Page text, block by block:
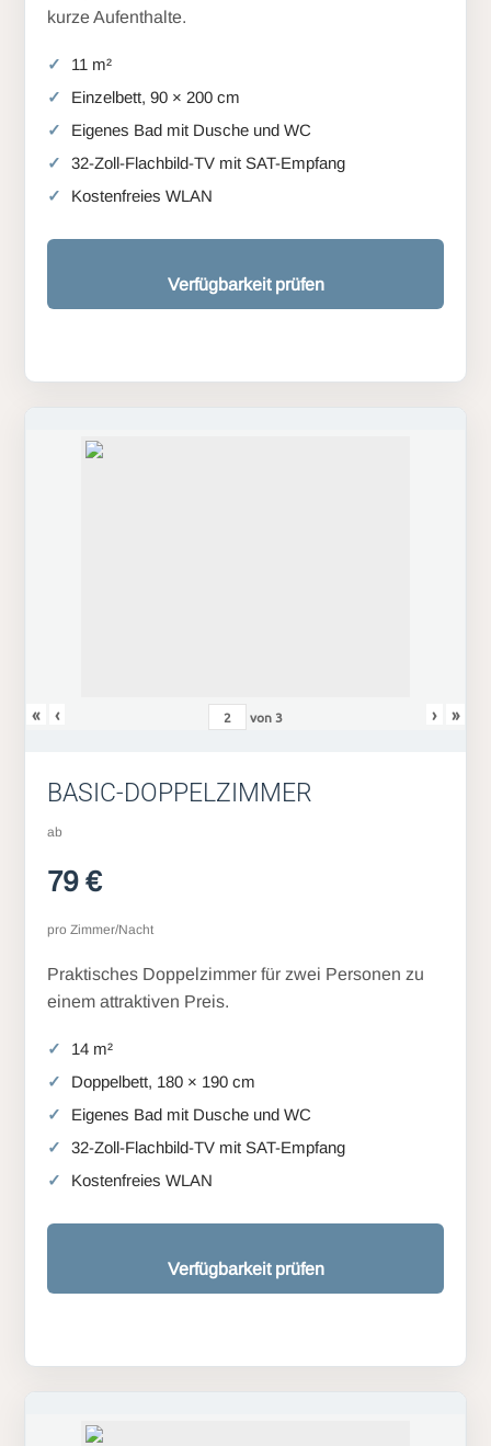
kurze Aufenthalte.
11 m²
Einzelbett, 90 × 200 cm
Eigenes Bad mit Dusche und WC
32-Zoll-Flachbild-TV mit SAT-Empfang
Kostenfreies WLAN
Verfügbarkeit prüfen
« ‹ von3 › »
BASIC-DOPPELZIMMER
ab
79 €
pro Zimmer/Nacht
Praktisches Doppelzimmer für zwei Personen zu
einem attraktiven Preis.
14 m²
Doppelbett, 180 × 190 cm
Eigenes Bad mit Dusche und WC
32-Zoll-Flachbild-TV mit SAT-Empfang
Kostenfreies WLAN
Verfügbarkeit prüfen